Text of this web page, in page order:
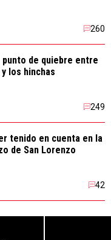
260
de quiebre entre
los hinchas
249
tenido en cuenta en la
de San Lorenzo
42